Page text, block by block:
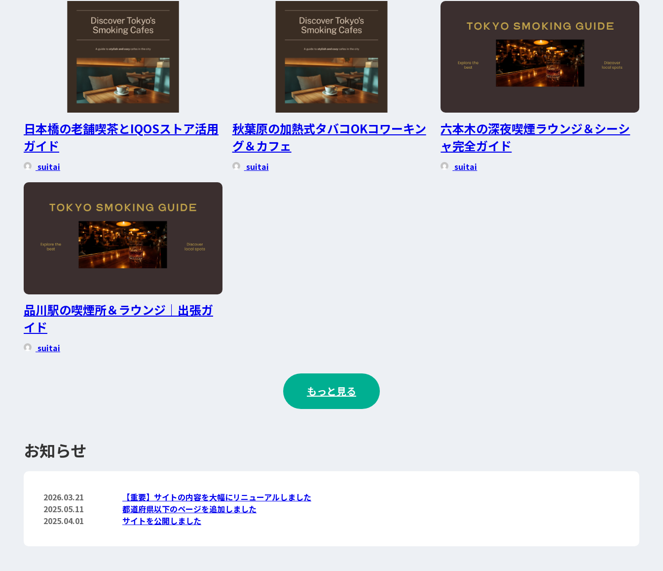
日本橋の老舗喫茶とIQOSストア活用
ガイド
suitai
秋葉原の加熱式タバコOKコワーキン
グ＆カフェ
suitai
六本木の深夜喫煙ラウンジ＆シーシ
ャ完全ガイド
suitai
品川駅の喫煙所＆ラウンジ｜出張ガ
イド
suitai
もっと見る
お知らせ
2026.03.21
【重要】サイトの内容を大幅にリニューアルしました
2025.05.11
都道府県以下のページを追加しました
2025.04.01
サイトを公開しました